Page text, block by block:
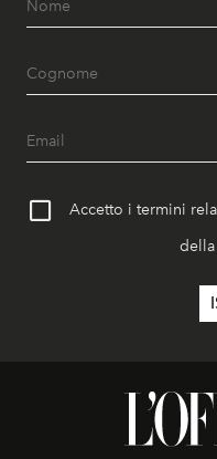
Accetto i termini
della